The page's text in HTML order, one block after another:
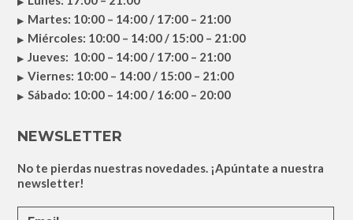
Martes: 10:00 – 14:00 / 17:00 – 21:00
Miércoles: 10:00 – 14:00 / 15:00 – 21:00
Jueves: 10:00 – 14:00 / 17:00 – 21:00
Viernes: 10:00 – 14:00 / 15:00 – 21:00
Sábado: 10:00 – 14:00 / 16:00 – 20:00